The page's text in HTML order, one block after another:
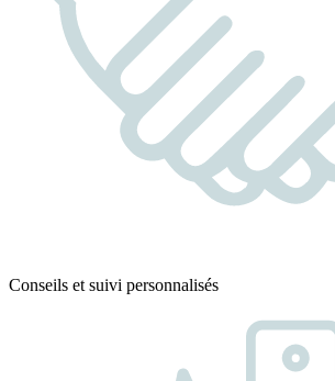
Conseils et suivi personnalisés